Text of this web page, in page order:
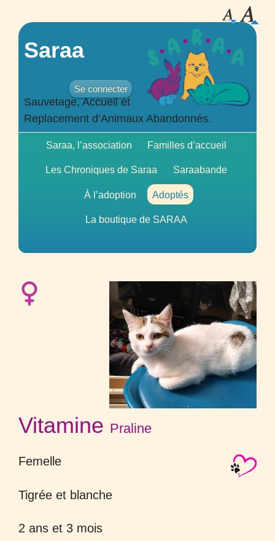
Saraa
Se connecter
Sauvetage, Accueil et
Replacement d’Animaux Abandonnés.
Saraa, l’association Familles d’accueil
Les Chroniques de Saraa Saraabande
À l’adoption Adoptés
La boutique de SARAA
Vitamine Praline
Femelle
Tigrée et blanche
2 ans et 3 mois